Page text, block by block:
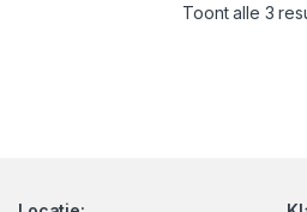
Toont alle 3